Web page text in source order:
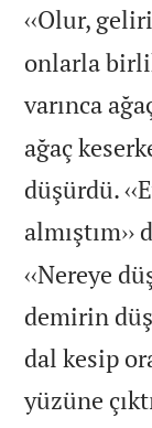
‹‹Olur,
onlarla
varınca
ağaç
düşürdü.
almıştım››
‹‹Nereye
demirin
dal kesip
yüzüne